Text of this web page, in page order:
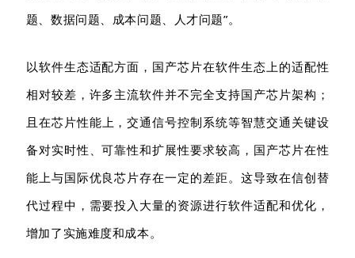
题、数据问题、成本问题、人才问题”。
以软件生态适配方面，国产芯片在软件生态上的适配性
相对较差，许多主流软件并不完全支持国产芯片架构 ；
且 在芯片性能 上，交通信号控制系统等智慧交通关键设
备对实时性、可靠性和扩展性要求较高 ， 国产芯片在性
能上与国际优良芯片存在一定的差距。 这导致在信创替
代过程中，需要投入大量的资源进行软件适配和优化，
增加了实施难度和成本。